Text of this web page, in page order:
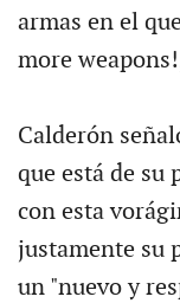
armas en el
more
Calderón
que está de su
con esta
justamente su
un "nuevo y